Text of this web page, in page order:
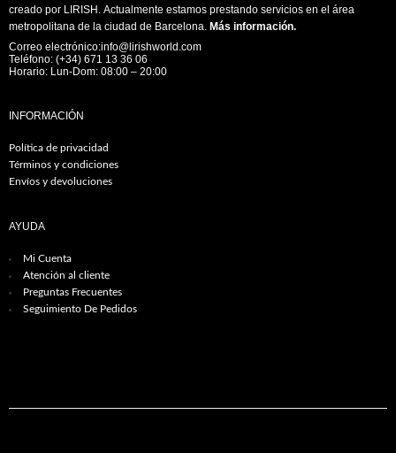
creado por LIRISH. Actualmente estamos prestando servicios en el área
metropolitana de la ciudad de Barcelona. Más información.
Correo electrónico:info@lirishworld.com
Teléfono: (+34) 671 13 36 06
Horario: Lun-Dom: 08:00 – 20:00
INFORMACIÓN
Política de privacidad
Términos y condiciones
Envíos y devoluciones
AYUDA
Mi Cuenta
Atención al cliente
Preguntas Frecuentes
Seguimiento De Pedidos